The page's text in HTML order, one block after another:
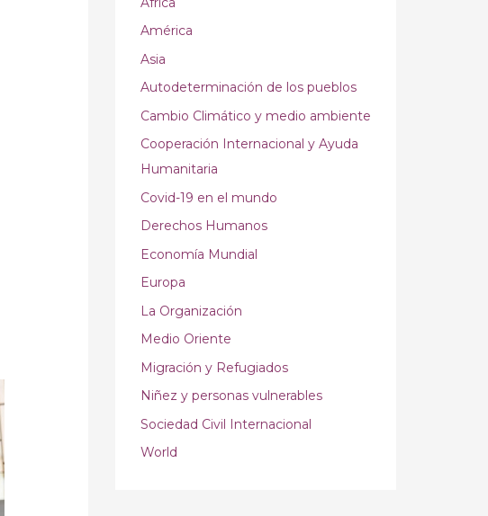
América
Asia
Autodeterminación de los pueblos
Cambio Climático y medio ambiente
Cooperación Internacional y Ayuda
Humanitaria
Covid-19 en el mundo
Derechos Humanos
Economía Mundial
Europa
La Organización
Medio Oriente
Migración y Refugiados
Niñez y personas vulnerables
Sociedad Civil Internacional
World